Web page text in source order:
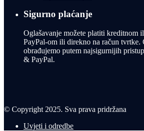
Sigurno plaćanje
Oglašavanje možete platiti kreditnom
PayPal-om ili direkno na račun tvrtke.
obrađujemo putem najsigurnijih
& PayPal.
© Copyright 2025. Sva prava pridržana
Uvjeti i odredbe